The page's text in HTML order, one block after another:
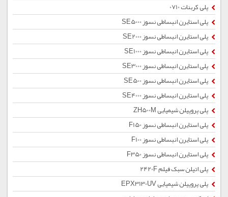
پلی کربنات 0710
پلی استایرن انبساطی نسوز SE5000
پلی استایرن انبساطی نسوز SE2000
پلی استایرن انبساطی نسوز SE1000
پلی استایرن انبساطی نسوز SE3000
پلی استایرن انبساطی نسوز SE500
پلی استایرن انبساطی نسوز SE4000
پلی پروپیلن شیمیایی ZH500M
پلی استایرن انبساطی نسوز F150
پلی استایرن انبساطی نسوز F100
پلی استایرن انبساطی نسوز F350
پلی اتیلن سبک فیلم 2420F
پلی پروپیلن شیمیایی EPX3130UV